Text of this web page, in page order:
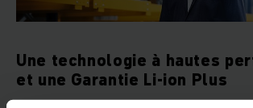
Une technologie à hautes
et une Garantie Li-ion Plus